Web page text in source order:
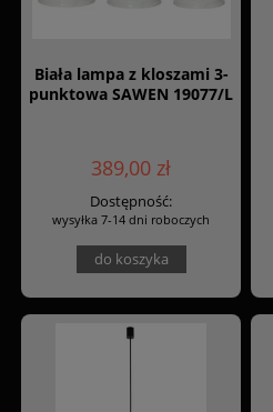
Biała lampa z kloszami 3-
punktowa SAWEN 19077/L
389,00 zł
Dostępność:
wysyłka 7-14 dni roboczych
do koszyka